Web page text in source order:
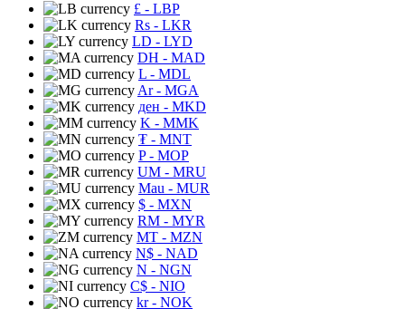
£ - LBP
Rs - LKR
LD - LYD
DH - MAD
L - MDL
Ar- MGA
ден - MKD
K - MMK
₮ - MNT
P- MOP
UM - MRU
Mau - MUR
$ - MXN
RM - MYR
MT - MZN
N$ - NAD
N - NGN
C$ - NIO
kr- NOK